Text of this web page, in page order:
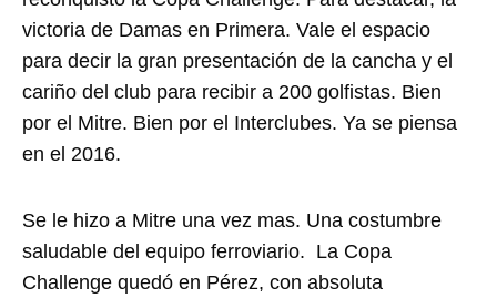
victoria de Damas en Primera. Vale el espacio
para decir la gran presentación de la cancha y el
cariño del club para recibir a 200 golfistas. Bien
por el Mitre. Bien por el Interclubes. Ya se piensa
en el 2016.
Se le hizo a Mitre una vez mas. Una costumbre
saludable del equipo ferroviario. La Copa
Challenge quedó en Pérez, con absoluta